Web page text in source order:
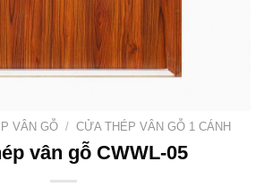
VÂN GỖ / CỬA THÉP VÂN GỖ 1 CÁNH
vân gỗ CWWL-05